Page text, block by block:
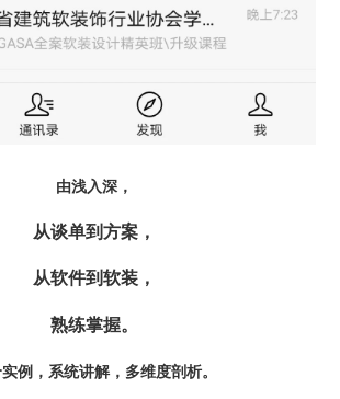
由浅入深，
从谈单到方案，
从软件到软装，
熟练掌握。
例，系统讲解，多维度剖析。